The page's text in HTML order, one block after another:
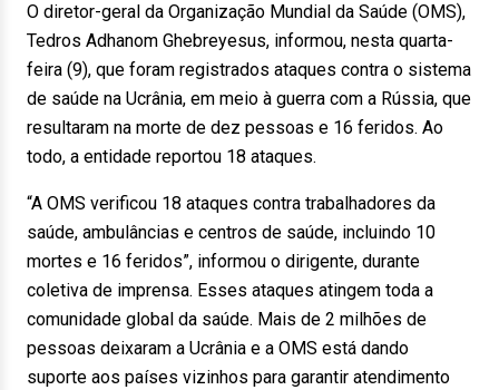
O diretor-geral da Organização Mundial da Saúde (OMS),
Tedros Adhanom Ghebreyesus, informou, nesta quarta-
feira (9), que foram registrados ataques contra o sistema
de saúde na Ucrânia, em meio à guerra com a Rússia, que
resultaram na morte de dez pessoas e 16 feridos. Ao
todo, a entidade reportou 18 ataques.
“A OMS verificou 18 ataques contra trabalhadores da
saúde, ambulâncias e centros de saúde, incluindo 10
mortes e 16 feridos”, informou o dirigente, durante
coletiva de imprensa. Esses ataques atingem toda a
comunidade global da saúde. Mais de 2 milhões de
pessoas deixaram a Ucrânia e a OMS está dando
suporte aos países vizinhos para garantir atendimento